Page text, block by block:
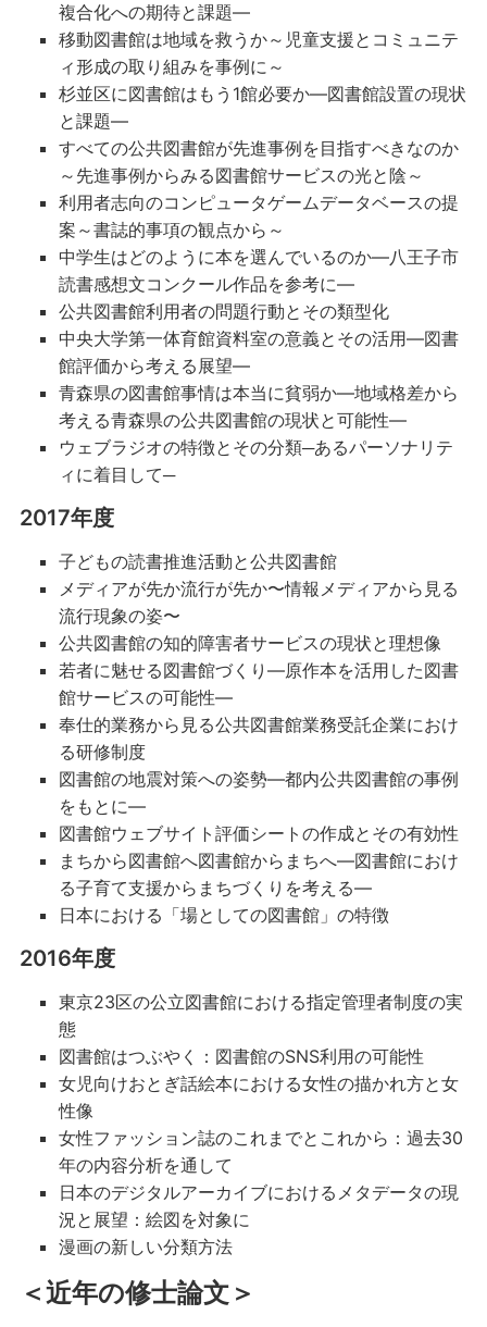
複合化への期待と課題―
移動図書館は地域を救うか～児童支援とコミュニテ
ィ形成の取り組みを事例に～
杉並区に図書館はもう1館必要か―図書館設置の現状
と課題―
すべての公共図書館が先進事例を目指すべきなのか
～先進事例からみる図書館サービスの光と陰～
利用者志向のコンピュータゲームデータベースの提
案～書誌的事項の観点から～
中学生はどのように本を選んでいるのか―八王子市
読書感想文コンクール作品を参考に―
公共図書館利用者の問題行動とその類型化
中央大学第一体育館資料室の意義とその活用―図書
館評価から考える展望―
青森県の図書館事情は本当に貧弱か―地域格差から
考える青森県の公共図書館の現状と可能性―
ウェブラジオの特徴とその分類─あるパーソナリテ
ィに着目して─
2017年度
子どもの読書推進活動と公共図書館
メディアが先か流行が先か〜情報メディアから見る
流行現象の姿〜
公共図書館の知的障害者サービスの現状と理想像
若者に魅せる図書館づくり―原作本を活用した図書
館サービスの可能性―
奉仕的業務から見る公共図書館業務受託企業におけ
る研修制度
図書館の地震対策への姿勢―都内公共図書館の事例
をもとに―
図書館ウェブサイト評価シートの作成とその有効性
まちから図書館へ図書館からまちへ―図書館におけ
る子育て支援からまちづくりを考える―
日本における「場としての図書館」の特徴
2016年度
東京23区の公立図書館における指定管理者制度の実
態
図書館はつぶやく：図書館のSNS利用の可能性
女児向けおとぎ話絵本における女性の描かれ方と女
性像
女性ファッション誌のこれまでとこれから：過去30
年の内容分析を通して
日本のデジタルアーカイブにおけるメタデータの現
況と展望：絵図を対象に
漫画の新しい分類方法
＜近年の修士論文＞